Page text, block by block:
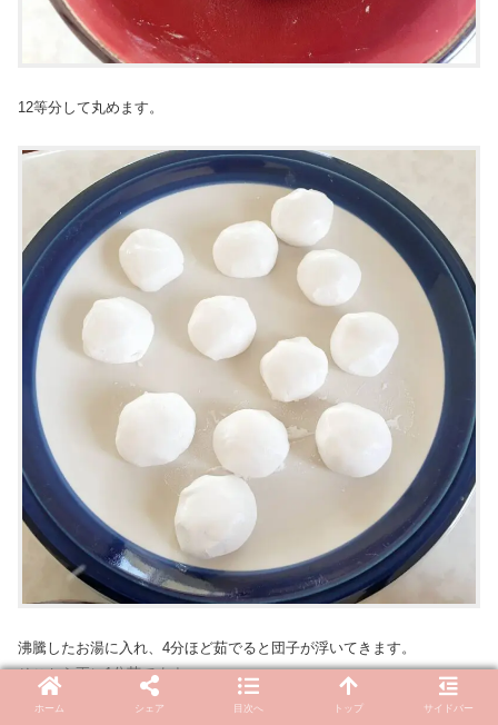
12等分して丸めます。
沸騰したお湯に入れ、4分ほど茹でると団子が浮いてきます。
そこから更に1分茹でます。
ホーム シェア 目次へ トップ サイドバー